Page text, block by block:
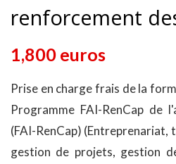
renforcement
1,800 euros
Prise en charge frais de la
Programme FAI-RenCap de
(FAI-RenCap) (Entreprenariat,
gestion de projets, gestion